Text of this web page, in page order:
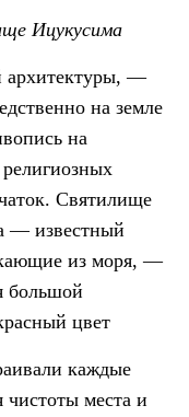
Ицукусима
архитектуры, —
на земле
на
Святилище
— известный
из моря, —
большой
цвет
каждые
чистоты места и